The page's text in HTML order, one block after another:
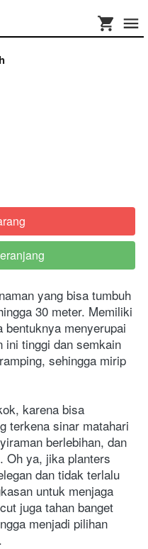
yang bisa tumbuh
30 meter. Memiliki
menyerupai
ini tinggi dan semkain
sehingga mirip
karena bisa
terkena sinar matahari
berlebihan, dan
Oh ya, jika planters
dan tidak terlalu
untuk menjaga
juga tahan banget
menjadi pilihan